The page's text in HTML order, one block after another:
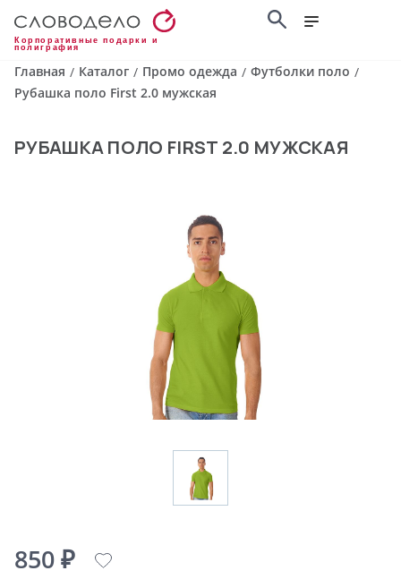
Корпоративные подарки и
полиграфия
Главная / Каталог / Промо одежда / Футболки поло /
Рубашка поло First 2.0 мужская
РУБАШКА ПОЛО FIRST 2.0 МУЖСКАЯ
850 ₽